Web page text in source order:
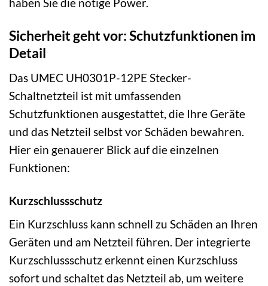
Sicherheit geht vor: Schutzfunktionen im
Detail
Das UMEC UH0301P-12PE Stecker-
Schaltnetzteil ist mit umfassenden
Schutzfunktionen ausgestattet, die Ihre Geräte
und das Netzteil selbst vor Schäden bewahren.
Hier ein genauerer Blick auf die einzelnen
Funktionen:
Kurzschlussschutz
Ein Kurzschluss kann schnell zu Schäden an Ihren
Geräten und am Netzteil führen. Der integrierte
Kurzschlussschutz erkennt einen Kurzschluss
sofort und schaltet das Netzteil ab, um weitere